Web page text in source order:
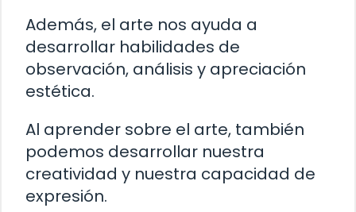
Además, el arte nos ayuda a
desarrollar habilidades de
observación, análisis y apreciación
estética.
Al aprender sobre el arte, también
podemos desarrollar nuestra
creatividad y nuestra capacidad de
expresión.